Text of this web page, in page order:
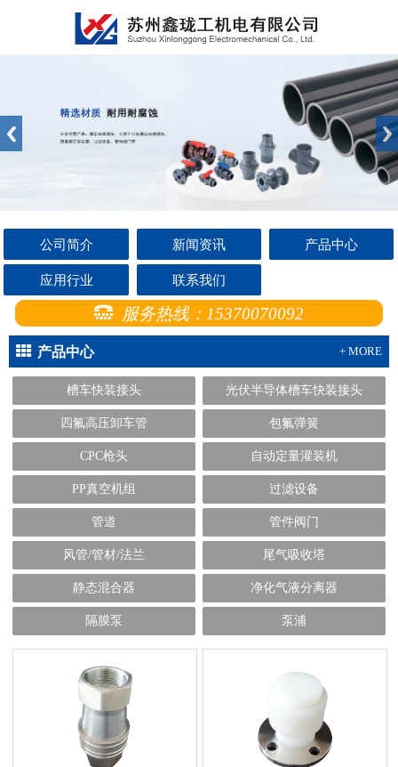
公司简介 新闻资讯 产品中心
应用行业 联系我们
服务热线：15370070092
产品中心 + MORE
槽车快装接头 光伏半导体槽车快装接头
四氟高压卸车管 包氟弹簧
CPC枪头 自动定量灌装机
PP真空机组 过滤设备
管道 管件阀门
风管/管材/法兰 尾气吸收塔
静态混合器 净化气液分离器
隔膜泵 泵浦